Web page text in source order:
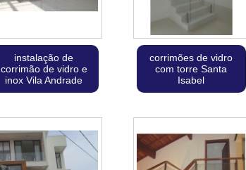
instalação de
corrimão de vidro e
inox Vila Andrade
corrimões de vidro
com torre Santa
Isabel